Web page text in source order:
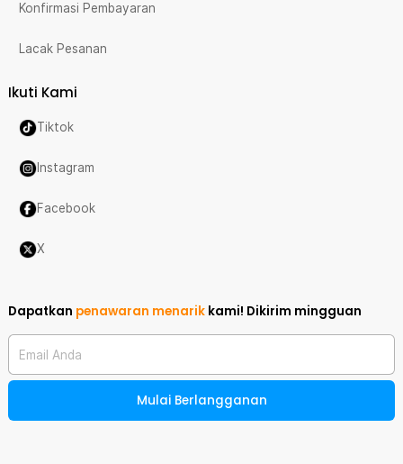
Konfirmasi Pembayaran
Lacak Pesanan
Ikuti Kami
Tiktok
Instagram
Facebook
X
Dapatkan penawaran menarik kami! Dikirim mingguan
Email Anda
Mulai Berlangganan